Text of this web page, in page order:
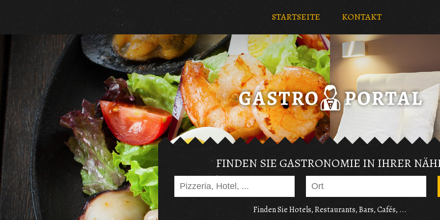
STARTSEITE KONTAKT
FINDEN SIE GASTRONOMIE IN IHRER
Finden Sie Hotels, Restaurants, Bars, Cafés, ...